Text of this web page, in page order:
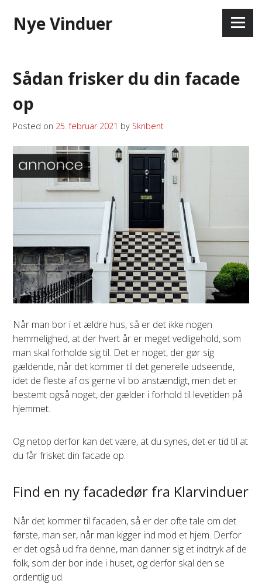
content
Nye Vinduer Menu
Sådan frisker du din facade
op
Posted on 25. februar 2021 by Skribent
Når man bor i et ældre hus, så er det ikke nogen
hemmelighed, at der hvert år er meget vedligehold, som
man skal forholde sig til. Det er noget, der gør sig
gældende, når det kommer til det generelle udseende,
idet de fleste af os gerne vil bo anstændigt, men det er
bestemt også noget, der gælder i forhold til levetiden på
hjemmet.
Og netop derfor kan det være, at du synes, det er tid til at
du får frisket din facade op.
Find en ny facadedør fra Klarvinduer
Når det kommer til facaden, så er der ofte tale om det
første, man ser, når man kigger ind mod et hjem. Derfor
er det også ud fra denne, man danner sig et indtryk af de
folk, som der bor inde i huset, og derfor skal den se
ordentlig ud.